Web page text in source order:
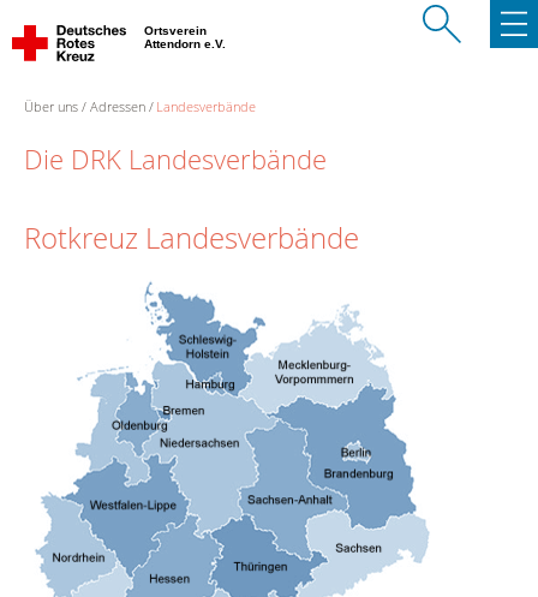
Ortsverein
Attendorn e.V.
Über uns Adressen Landesverbände
Die DRK Landesverbände
Rotkreuz Landesverbände